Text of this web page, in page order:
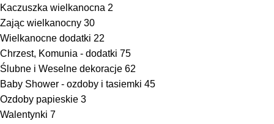
Kaczuszka wielkanocna 2
Zając wielkanocny 30
Wielkanocne dodatki 22
Chrzest, Komunia - dodatki 75
Ślubne i Weselne dekoracje 62
Baby Shower - ozdoby i tasiemki 45
Ozdoby papieskie 3
Walentynki 7